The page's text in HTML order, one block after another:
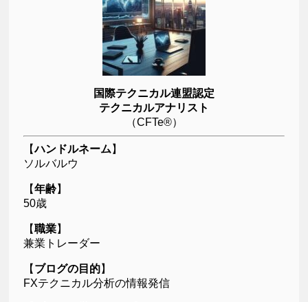
国際テクニカル連盟認定
テクニカルアナリスト
（CFTe®）
【ハンドルネーム 】
ソルバルウ
【年齢】
50歳
【職業】
兼業トレーダー
【 ブログの目的】
FXテクニカル分析の情報発信